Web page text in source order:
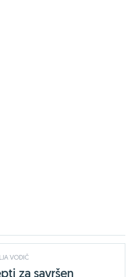
VODIČ
za savršen